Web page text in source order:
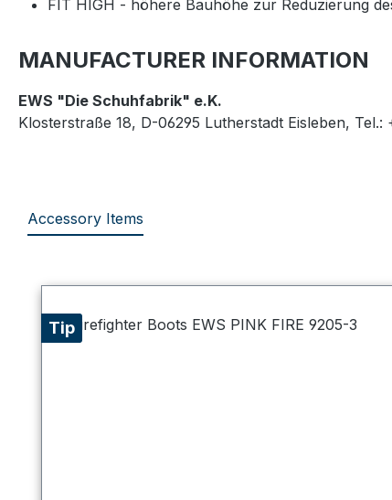
FIT HIGH - höhere Bauhöhe zur Reduzierung
MANUFACTURER INFORMATION
EWS "Die Schuhfabrik" e.K.
Klosterstraße 18, D-06295 Lutherstadt Eisleben,
Accessory Items
Tip